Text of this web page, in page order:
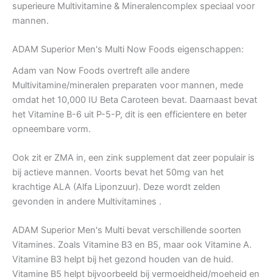
superieure Multivitamine & Mineralencomplex speciaal voor
mannen.
ADAM Superior Men's Multi Now Foods eigenschappen:
Adam van Now Foods overtreft alle andere
Multivitamine/mineralen preparaten voor mannen, mede
omdat het 10,000 IU Beta Caroteen bevat. Daarnaast bevat
het Vitamine B-6 uit P-5-P, dit is een efficientere en beter
opneembare vorm.
Ook zit er ZMA in, een zink supplement dat zeer populair is
bij actieve mannen. Voorts bevat het 50mg van het
krachtige ALA (Alfa Liponzuur). Deze wordt zelden
gevonden in andere Multivitamines .
ADAM Superior Men's Multi bevat verschillende soorten
Vitamines. Zoals Vitamine B3 en B5, maar ook Vitamine A.
Vitamine B3 helpt bij het gezond houden van de huid.
Vitamine B5 helpt bijvoorbeeld bij vermoeidheid/moeheid en